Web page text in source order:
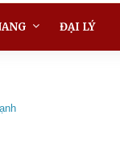
ĐẠI LÝ